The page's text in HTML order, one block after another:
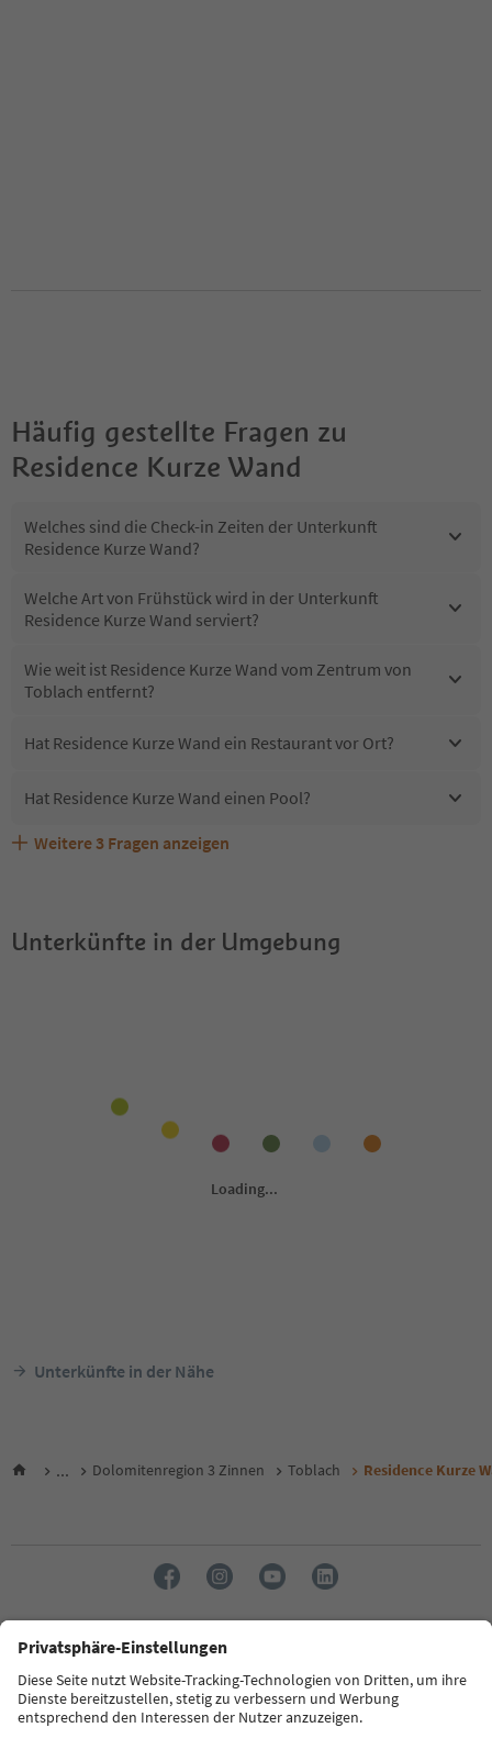
Häufig gestellte Fragen zu
Residence Kurze Wand
Welches sind die Check-in Zeiten der Unterkunft
Residence Kurze Wand?
Welche Art von Frühstück wird in der Unterkunft
Residence Kurze Wand serviert?
Wie weit ist Residence Kurze Wand vom Zentrum von
Toblach entfernt?
Hat Residence Kurze Wand ein Restaurant vor Ort?
Hat Residence Kurze Wand einen Pool?
Sind Haustiere in der Unterkunft Residence Kurze Wand
Welche Services bietet Residence Kurze Wand?
Erhalten die Gäste von Residence Kurze Wand einen
Weitere 3 Fragen anzeigen
Unterkünfte in der Umgebung
Unterkünfte in der Nähe
... Dolomitenregion 3 Zinnen Toblach Residence Kurze
Sprache: Deutsch
FAQ Kontakt Presse MICE Datenschutzerklärung